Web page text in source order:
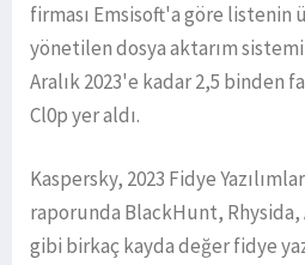
firması Emsisoft'a göre listenin
yönetilen dosya aktarım
Aralık 2023'e kadar 2,5 binden
Cl0p yer aldı.
Kaspersky, 2023 Fidye
raporunda BlackHunt, Rhysida,
gibi birkaç kayda değer fidye